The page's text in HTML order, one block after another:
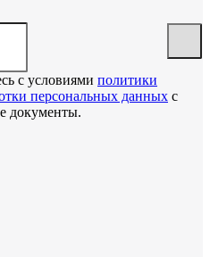
с условиями политики
персональных данных с
документы.